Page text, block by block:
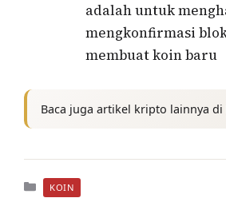
adalah untuk
mengkonfirmasi
membuat koin baru
Baca juga artikel kripto lainnya di
Kategori
KOIN